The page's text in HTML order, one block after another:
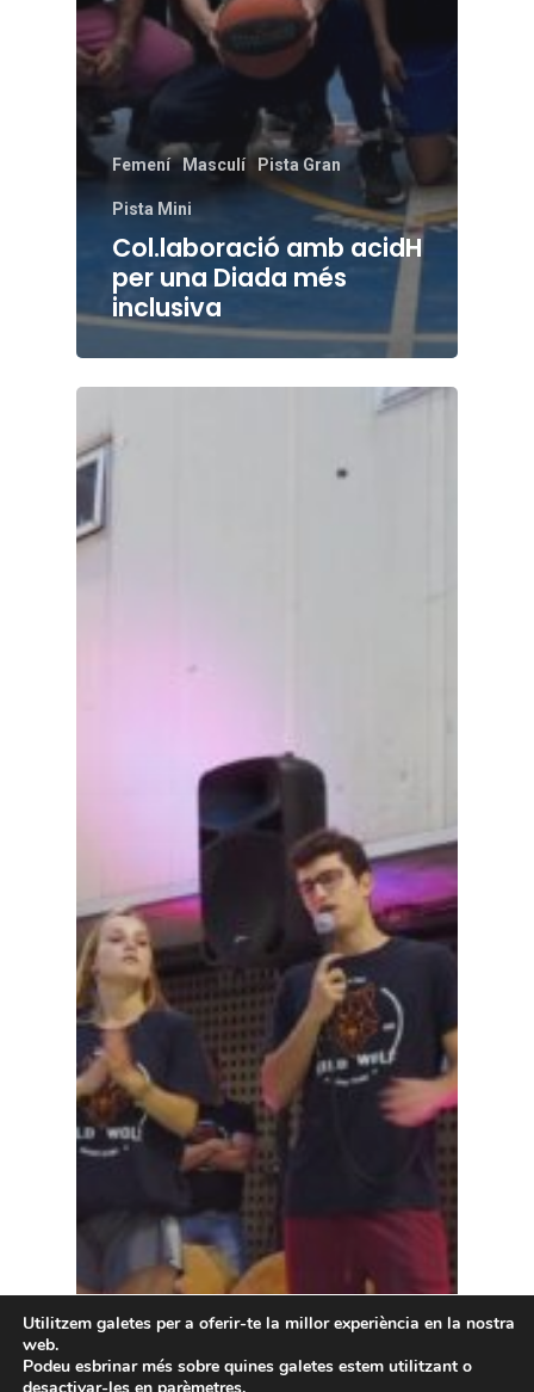
Femení Masculí Pista Gran
Pista Mini
Col.laboració amb acidH
per una Diada més
inclusiva
Utilitzem galetes per a oferir-te la millor experiència en la nostra
web.
Podeu esbrinar més sobre quines galetes estem utilitzant o